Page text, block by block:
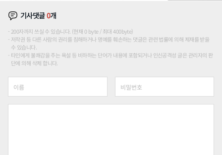
기사댓글0개
200자까지 쓰실 수 있습니다. (현재 0 byte / 최대 400byte)
저작권 등 다른 사람의 권리를 침해하거나 명예를 훼손하는 댓글은 관련 법률에 의해 제재를 받을
수 있습니다.
타인에게 불쾌감을 주는 욕설 등 비하하는 단어가 내용에 포함되거나 인신공격성 글은 관리자의 판
단에 의해 삭제 합니다.